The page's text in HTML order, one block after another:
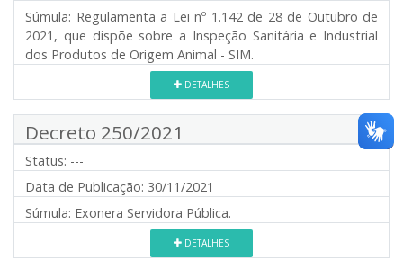
Súmula: Regulamenta a Lei nº 1.142 de 28 de Outubro de
2021, que dispõe sobre a Inspeção Sanitária e Industrial
dos Produtos de Origem Animal - SIM.
DETALHES
Decreto 250/2021
Status: ---
Data de Publicação: 30/11/2021
Súmula: Exonera Servidora Pública.
DETALHES